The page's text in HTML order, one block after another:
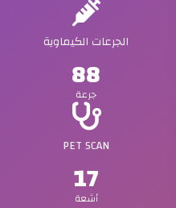
الجرعات الكيماوية
88
جرعة
PET SCAN
17
أشعة